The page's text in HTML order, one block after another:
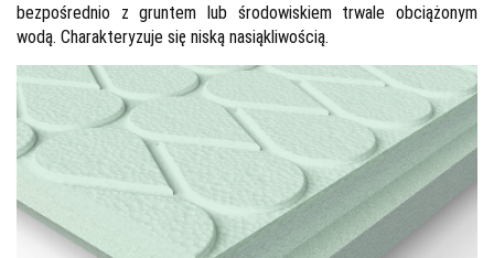
bezpośrednio z gruntem lub środowiskiem trwale obciążonym
wodą. Charakteryzuje się niską nasiąkliwością.